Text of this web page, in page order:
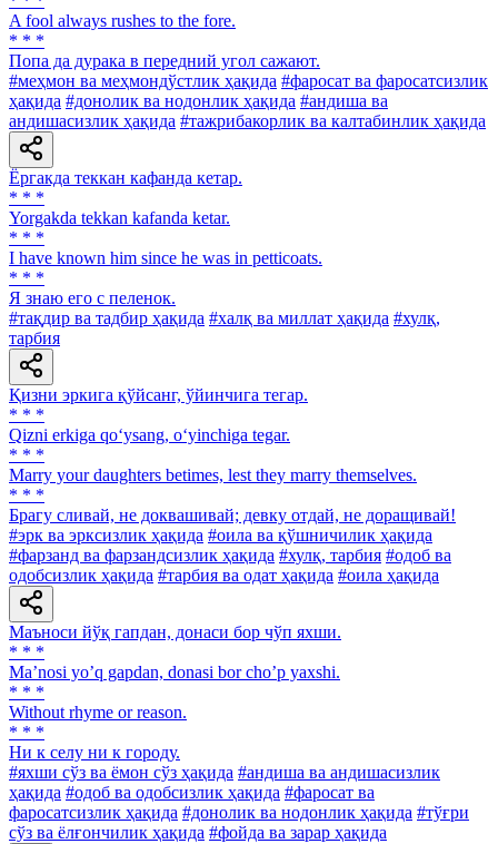
A fool always rushes to the fore.
* * *
Попа да дурака в передний угол сажают.
#меҳмон ва меҳмондўстлик ҳақида #фаросат ва фаросатсизлик
ҳақида #донолик ва нодонлик ҳақида #андиша ва
андишасизлик ҳақида #тажрибакорлик ва калтабинлик ҳақида
Ёргакда теккан кафанда кетар.
* * *
Yorgakda tekkan kafanda ketar.
* * *
I have known him since he was in petticoats.
* * *
Я знаю его с пеленок.
#тақдир ва тадбир ҳақида #халқ ва миллат ҳақида #хулқ,
тарбия
Қизни эркига қўйсанг, ўйинчига тегар.
* * *
Qizni erkiga qo‘ysang, o‘yinchiga tegar.
* * *
Marry your daughters betimes, lest they marry themselves.
* * *
Брагу сливай, не доквашивай; девку отдай, не доращивай!
#эрк ва эрксизлик ҳақида #оила ва қўшничилик ҳақида
#фарзанд ва фарзандсизлик ҳақида #хулқ, тарбия #одоб ва
одобсизлик ҳақида #тарбия ва одат ҳақида #оила ҳақида
Маъноси йўқ гапдан, донаси бор чўп яхши.
* * *
Maʼnosi yoʼq gapdan, donasi bor choʼp yaxshi.
* * *
Without rhyme or reason.
* * *
Ни к селу ни к городу.
#яхши сўз ва ёмон сўз ҳақида #андиша ва андишасизлик
ҳақида #одоб ва одобсизлик ҳақида #фаросат ва
фаросатсизлик ҳақида #донолик ва нодонлик ҳақида #тўғри
сўз ва ёлғончилик ҳақида #фойда ва зарар ҳақида